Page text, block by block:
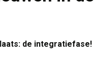
de integratiefase!